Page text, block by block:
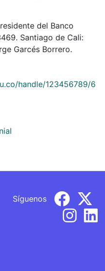
del Banco
Santiago de Cali:
Garcés Borrero.
handle/123456789/6
Síguenos